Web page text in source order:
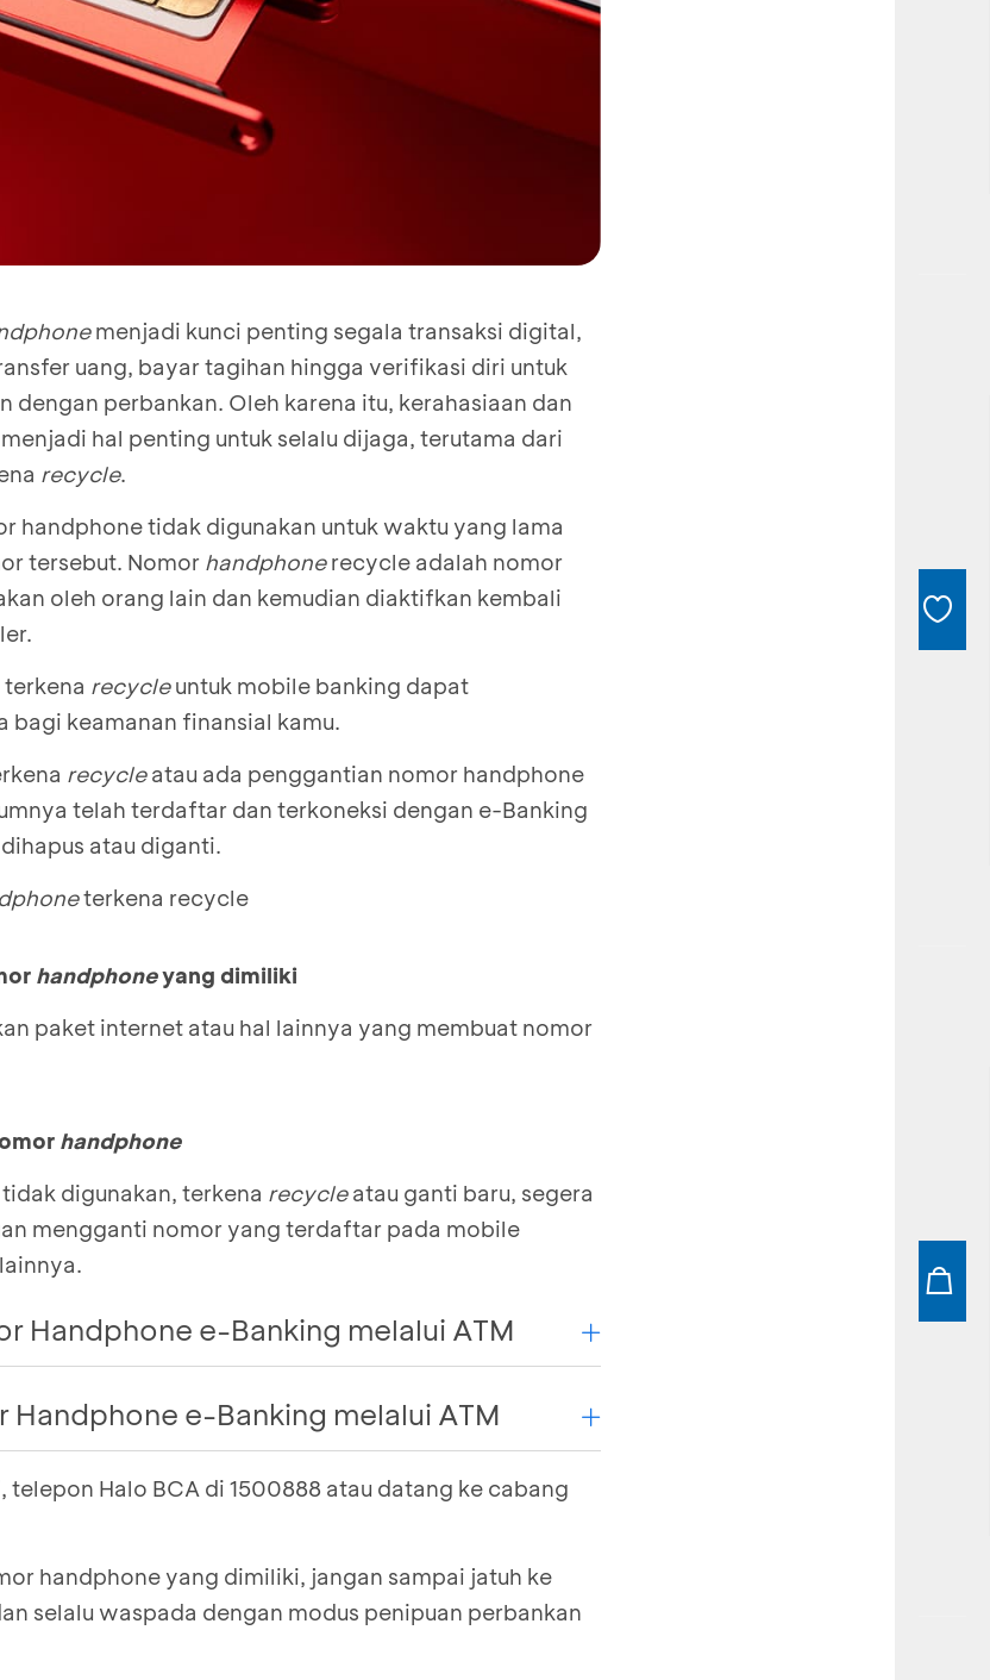
menjadi kunci penting segala transaksi digital,
uang, bayar tagihan hingga verifikasi diri untuk
dengan perbankan. Oleh karena itu, kerahasiaan dan
hal penting untuk selalu dijaga, terutama dari
recycle.
handphone tidak digunakan untuk waktu yang lama
tersebut. Nomor handphonerecycle adalah nomor
oleh orang lain dan kemudian diaktifkan kembali
recycleuntuk mobile banking dapat
bagi keamanan finansial kamu.
recycleatau ada penggantian nomor handphone
telah terdaftar dan terkoneksi dengan e-Banking
atau diganti.
terkena recycle
handphoneyang dimiliki
paket internet atau hal lainnya yang membuat nomor
handphone
digunakan, terkena recycleatau ganti baru, segera
mengganti nomor yang terdaftar pada mobile
Handphone e-Banking melalui ATM
ingin dihapus
handphone
sebagai bukti penghapusan nomor handphone e-
Handphone e-Banking melalui ATM
ingin dihapus
yang akan menggantikan nomor handphone lama
Halo BCA di 1500888 atau datang ke cabang
handphone yang dimiliki, jangan sampai jatuh ke
selalu waspada dengan modus penipuan perbankan